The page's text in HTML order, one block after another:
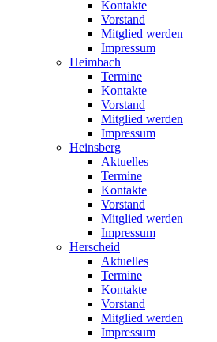
Kontakte
Vorstand
Mitglied werden
Impressum
Heimbach
Termine
Kontakte
Vorstand
Mitglied werden
Impressum
Heinsberg
Aktuelles
Termine
Kontakte
Vorstand
Mitglied werden
Impressum
Herscheid
Aktuelles
Termine
Kontakte
Vorstand
Mitglied werden
Impressum